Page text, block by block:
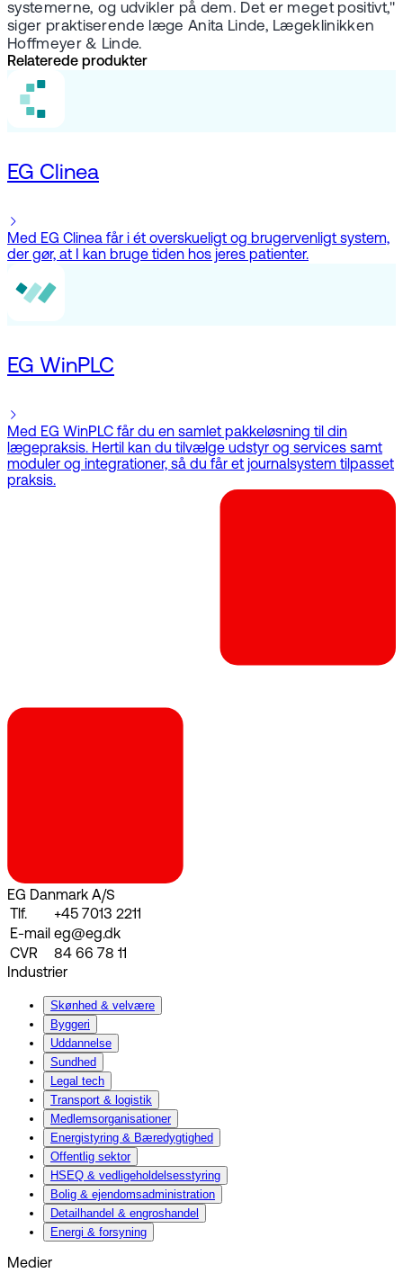
systemerne, og udvikler på dem. Det er meget positivt,"
siger praktiserende læge Anita Linde, Lægeklinikken
Hoffmeyer & Linde.
Relaterede produkter
EG Clinea
Med EG Clinea får i ét overskueligt og brugervenligt system,
der gør, at I kan bruge tiden hos jeres patienter.
EG WinPLC
Med EG WinPLC får du en samlet pakkeløsning til din
lægepraksis. Hertil kan du tilvælge udstyr og services samt
moduler og integrationer, så du får et journalsystem tilpasset
praksis.
EG Danmark A/S
Tlf.
+45 7013 2211
E-mail eg@eg.dk
CVR
84 66 78 11
Industrier
Skønhed & velvære
Byggeri
Uddannelse
Sundhed
Legal tech
Transport & logistik
Medlemsorganisationer
Energistyring & Bæredygtighed
Offentlig sektor
HSEQ & vedligeholdelsesstyring
Bolig & ejendomsadministration
Detailhandel & engroshandel
Energi & forsyning
Medier